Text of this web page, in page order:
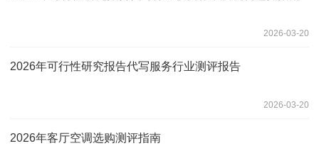
2026-03-20
2026年可行性研究报告代写服务行业测评报告
2026-03-20
2026年客厅空调选购测评指南